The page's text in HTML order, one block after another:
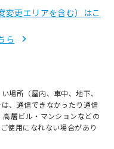
変更エリアを含む）はこ
ら
場所（屋内、車中、地下、
、通信できなかったり通信
層ビル・マンションなどの
使用になれない場合があり